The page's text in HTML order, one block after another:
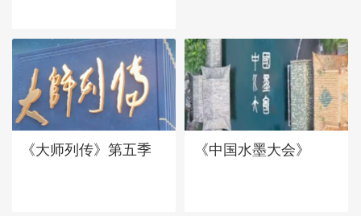
《大师列传》第五季 《中国水墨大会》